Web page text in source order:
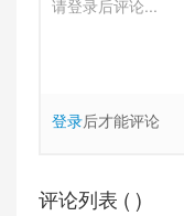
登录后才能评论
评论列表 ( )